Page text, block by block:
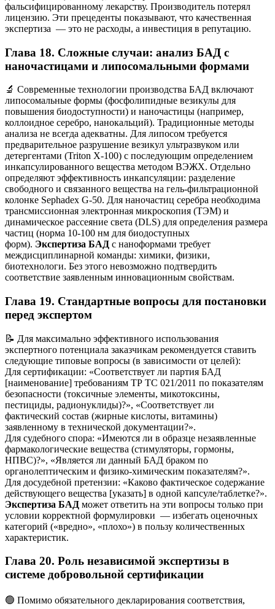
фальсифицированному лекарству. Производитель потерял
лицензию. Эти прецеденты показывают, что качественная
экспертиза — это не расходы, а инвестиция в репутацию.
Глава 18. Сложные случаи: анализ БАД с
наночастицами и липосомальными формами
🔬 Современные технологии производства БАД включают
липосомальные формы (фосфолипидные везикулы для
повышения биодоступности) и наночастицы (например,
коллоидное серебро, нанокальций). Традиционные методы
анализа не всегда адекватны. Для липосом требуется
предварительное разрушение везикул ультразвуком или
детергентами (Triton X-100) с последующим определением
инкапсулированного вещества методом ВЭЖХ. Отдельно
определяют эффективность инкапсуляции: разделение
свободного и связанного вещества на гель-фильтрационной
колонке Sephadex G-50. Для наночастиц серебра необходима
трансмиссионная электронная микроскопия (ТЭМ) и
динамическое рассеяние света (DLS) для определения размера
частиц (норма 10-100 нм для биодоступных
форм). Экспертиза БАД с наноформами требует
междисциплинарной команды: химики, физики,
биотехнологи. Без этого невозможно подтвердить
соответствие заявленным инновационным свойствам.
Глава 19. Стандартные вопросы для постановки
перед экспертом
📝 Для максимально эффективного использования
экспертного потенциала заказчикам рекомендуется ставить
следующие типовые вопросы (в зависимости от целей):
Для сертификации: «Соответствует ли партия БАД
[наименование] требованиям ТР ТС 021/2011 по показателям
безопасности (токсичные элементы, микотоксины,
пестициды, радионуклиды)?», «Соответствует ли
фактический состав (жирные кислоты, витамины)
заявленному в технической документации?».
Для судебного спора: «Имеются ли в образце незаявленные
фармакологические вещества (стимуляторы, гормоны,
НПВС)?», «Является ли данный БАД браком по
органолептическим и физико-химическим показателям?».
Для досудебной претензии: «Каково фактическое содержание
действующего вещества [указать] в одной капсуле/таблетке?».
Экспертиза БАД может ответить на эти вопросы только при
условии корректной формулировки — избегать оценочных
категорий («вредно», «плохо») в пользу количественных
характеристик.
Глава 20. Роль независимой экспертизы в
системе добровольной сертификации
🟢 Помимо обязательного декларирования соответствия,